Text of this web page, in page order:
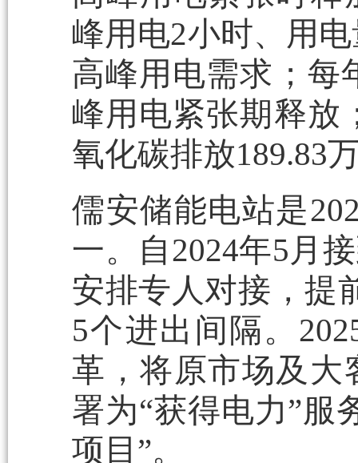
峰用电2小时、用
高峰用电需求；每
峰用电紧张期释放
氧化碳排放189.83
儒安储能电站是
一。自2024年5月
安排专人对接，提
5个进出间隔。
革，将原市场及大
署为“获得电力”服
项目”。